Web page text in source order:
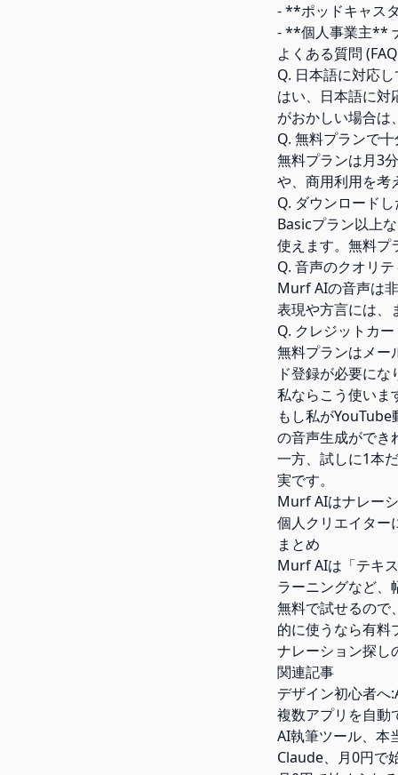
- **ポッドキャス
- **個人事業主**
よくある質問
Q. 日本語に対応
はい、日本語に対
がおかしい場合は
Q. 無料プランで
無料プランは月3
や、商用利用を考
Q. ダウンロード
Basicプラン以上
使えます。無料プ
Q. 音声のクオリ
Murf AIの音声は
表現や方言には、
Q. クレジットカ
無料プランはメー
ド登録が必要にな
私ならこう使いま
もし私が
の音声生成ができ
一方、試しに1本
実です。
Murf AIはナレー
個人クリエイター
まとめ
Murf AIは「テキ
ラーニングなど、
無料で試せるので
的に使うなら有料
ナレーション探し
関連記事
デザイン初心者
複数アプリを自
AI執筆ツール、本
Claude、月0円で